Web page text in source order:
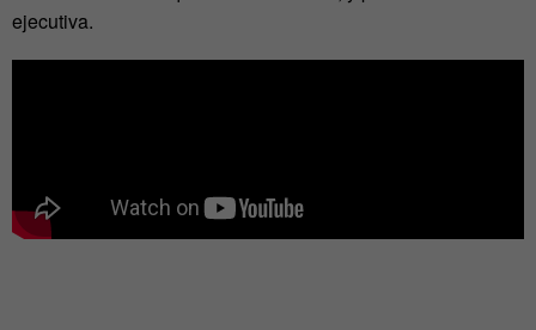
ejecutiva.